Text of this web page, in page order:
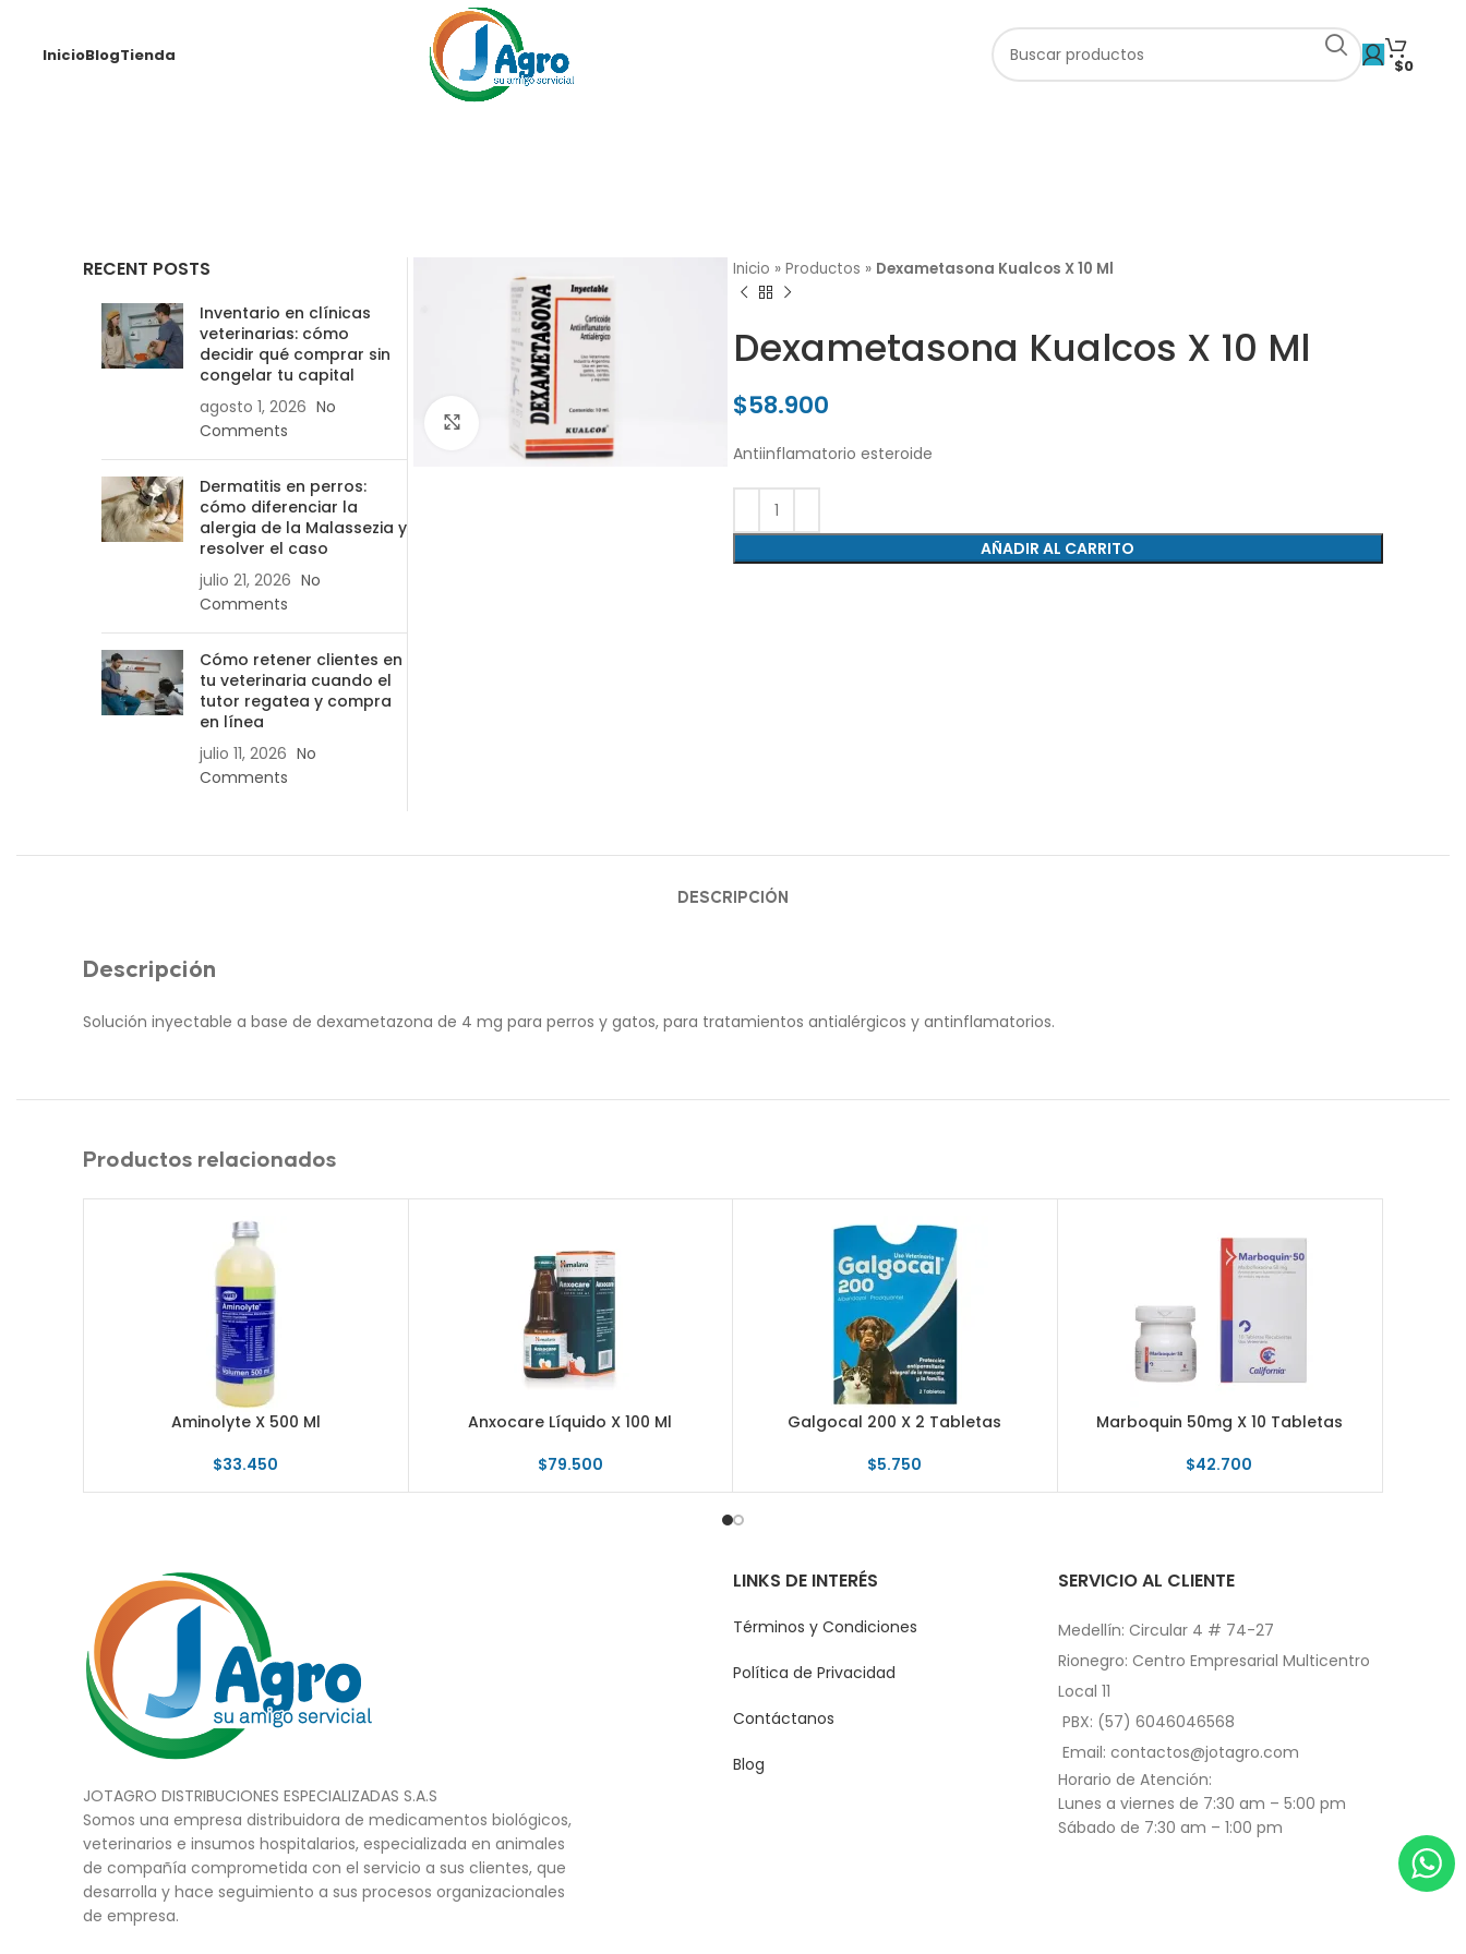
InicioBlogTienda
$0
Click para agrandar
Inicio » Productos » Dexametasona Kualcos X 10 Ml
Dexametasona Kualcos X 10 Ml
$58.900
Antiinflamatorio esteroide
AÑADIR AL CARRITO
RECENT POSTS
Inventario en clínicas
veterinarias: cómo
decidir qué comprar sin
congelar tu capital
agosto 1, 2026 No
Comments
Dermatitis en perros:
cómo diferenciar la
alergia de la Malassezia y
resolver el caso
julio 21, 2026 No
Comments
Cómo retener clientes en
tu veterinaria cuando el
tutor regatea y compra
en línea
julio 11, 2026 No
Comments
DESCRIPCIÓN
Descripción
Solución inyectable a base de dexametazona de 4 mg para perros y gatos, para tratamientos antialérgicos y antinflamatorios.
Productos relacionados
Aminolyte X 500 Ml
$33.450
Anxocare Líquido X 100 Ml
$79.500
Galgocal 200 X 2 Tabletas
$5.750
Marboquin 50mg X 10 Tabletas
$42.700
JOTAGRO DISTRIBUCIONES ESPECIALIZADAS S.A.S
Somos una empresa distribuidora de medicamentos biológicos,
veterinarios e insumos hospitalarios, especializada en animales
de compañía comprometida con el servicio a sus clientes, que
desarrolla y hace seguimiento a sus procesos organizacionales
de empresa.
LINKS DE INTERÉS
Términos y Condiciones
Política de Privacidad
Contáctanos
Blog
SERVICIO AL CLIENTE
Medellín: Circular 4 # 74-27
Rionegro: Centro Empresarial Multicentro
Local 11
PBX: (57) 6046046568
Email: contactos@jotagro.com
Horario de Atención:
Lunes a viernes de 7:30 am – 5:00 pm
Sábado de 7:30 am – 1:00 pm